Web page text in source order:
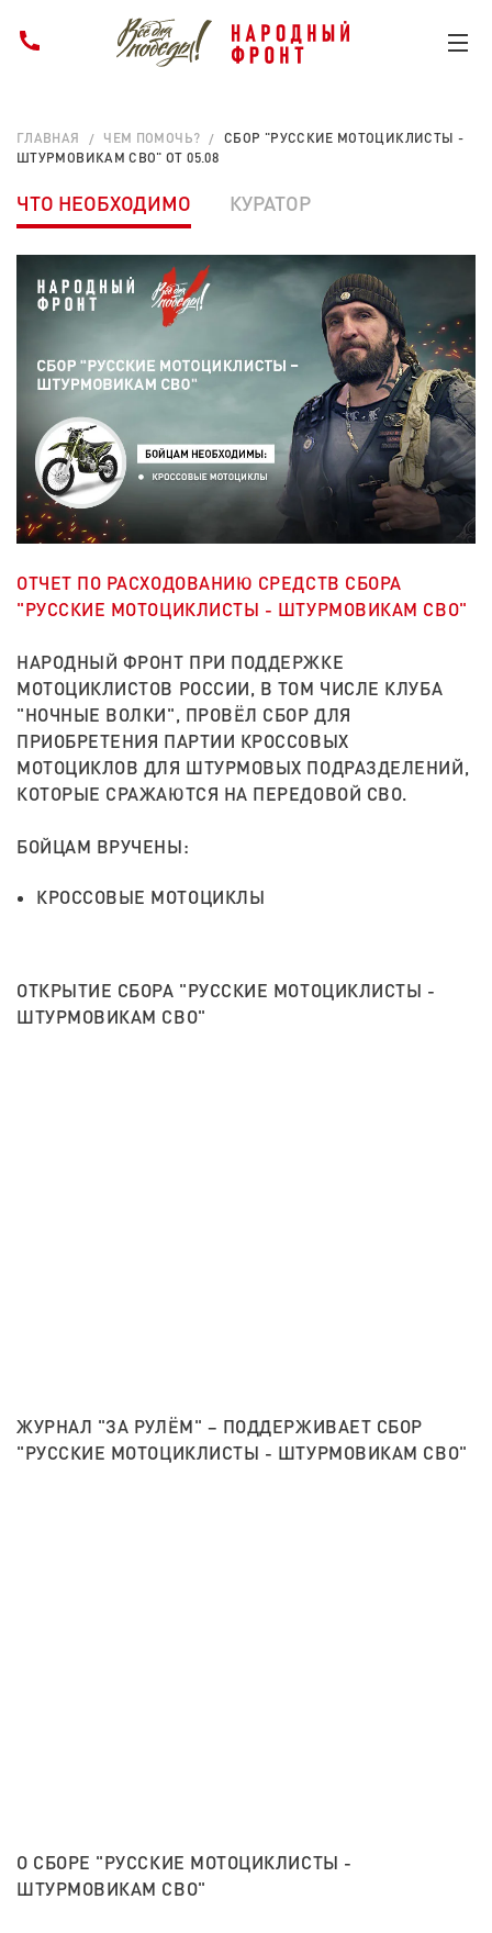
ГЛАВНАЯ ЧЕМ ПОМОЧЬ?
СБОР "РУССКИЕ МОТОЦИКЛИСТЫ -
ШТУРМОВИКАМ СВО" ОТ 05.08
ЧТО НЕОБХОДИМО КУРАТОР
ОТЧЕТ ПО РАСХОДОВАНИЮ СРЕДСТВ СБОРА
"РУССКИЕ МОТОЦИКЛИСТЫ - ШТУРМОВИКАМ СВО"
НАРОДНЫЙ ФРОНТ ПРИ ПОДДЕРЖКЕ
МОТОЦИКЛИСТОВ РОССИИ, В ТОМ ЧИСЛЕ КЛУБА
"НОЧНЫЕ ВОЛКИ", ПРОВЁЛ СБОР ДЛЯ
ПРИОБРЕТЕНИЯ ПАРТИИ КРОССОВЫХ
МОТОЦИКЛОВ ДЛЯ ШТУРМОВЫХ ПОДРАЗДЕЛЕНИЙ,
КОТОРЫЕ СРАЖАЮТСЯ НА ПЕРЕДОВОЙ СВО.
БОЙЦАМ ВРУЧЕНЫ:
КРОССОВЫЕ МОТОЦИКЛЫ
ОТКРЫТИЕ СБОРА "РУССКИЕ МОТОЦИКЛИСТЫ -
ШТУРМОВИКАМ СВО"
ЖУРНАЛ "ЗА РУЛЁМ" – ПОДДЕРЖИВАЕТ СБОР
"РУССКИЕ МОТОЦИКЛИСТЫ - ШТУРМОВИКАМ СВО"
О СБОРЕ "РУССКИЕ МОТОЦИКЛИСТЫ -
ШТУРМОВИКАМ СВО"